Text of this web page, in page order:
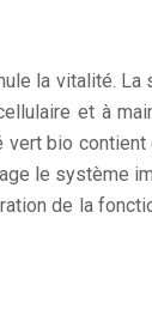
la vitalité.
et à
bio
le système
de la